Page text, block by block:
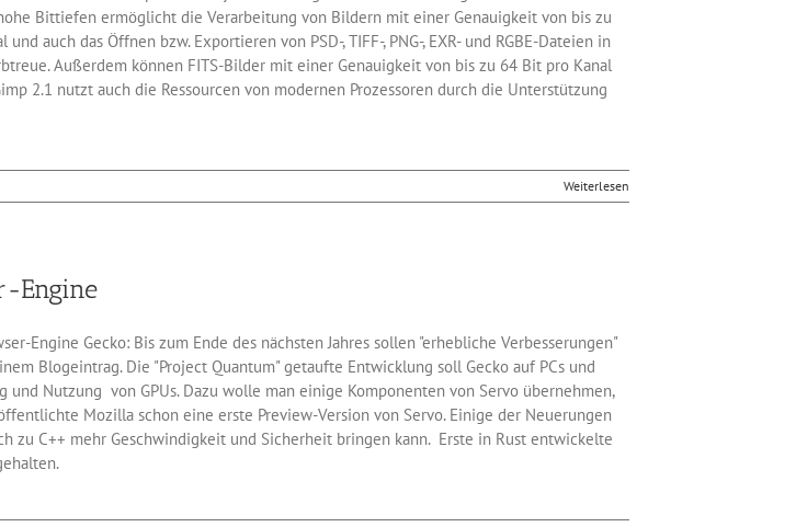
Bittiefen ermöglicht die Verarbeitung von Bildern mit einer Genauigkeit von bis zu
und auch das Öffnen bzw. Exportieren von PSD-, TIFF-, PNG-, EXR- und RGBE-Dateien in
Außerdem können FITS-Bilder mit einer Genauigkeit von bis zu 64 Bit pro Kanal
2.1 nutzt auch die Ressourcen von modernen Prozessoren durch die Unterstützung
Weiterlesen
Engine
Engine Gecko: Bis zum Ende des nächsten Jahres sollen "erhebliche Verbesserungen"
Blogeintrag. Die "Project Quantum" getaufte Entwicklung soll Gecko auf PCs und
Nutzung von GPUs. Dazu wolle man einige Komponenten von Servo übernehmen,
Mozilla schon eine erste Preview-Version von Servo. Einige der Neuerungen
zu C++ mehr Geschwindigkeit und Sicherheit bringen kann. Erste in Rust entwickelte